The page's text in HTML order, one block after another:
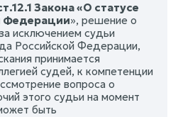
Закона «О статусе
Федерации», решение о
исключением судьи
Российской Федерации,
принимается
судей, к компетенции
вопроса о
этого судьи на момент
быть